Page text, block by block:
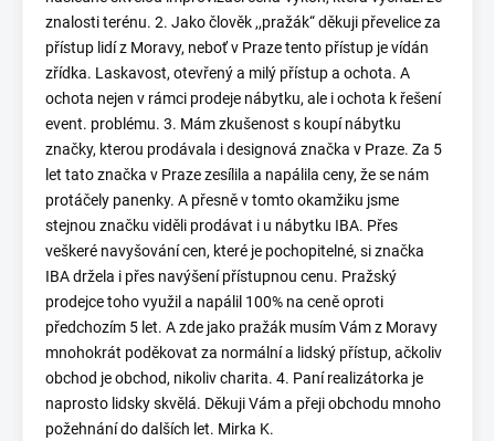
znalosti terénu. 2. Jako člověk ,,pražák“ děkuji převelice za
přístup lidí z Moravy, neboť v Praze tento přístup je vídán
zřídka. Laskavost, otevřený a milý přístup a ochota. A
ochota nejen v rámci prodeje nábytku, ale i ochota k řešení
event. problému. 3. Mám zkušenost s koupí nábytku
značky, kterou prodávala i designová značka v Praze. Za 5
let tato značka v Praze zesílila a napálila ceny, že se nám
protáčely panenky. A přesně v tomto okamžiku jsme
stejnou značku viděli prodávat i u nábytku IBA. Přes
veškeré navyšování cen, které je pochopitelné, si značka
IBA držela i přes navýšení přístupnou cenu. Pražský
prodejce toho využil a napálil 100% na ceně oproti
předchozím 5 let. A zde jako pražák musím Vám z Moravy
mnohokrát poděkovat za normální a lidský přístup, ačkoliv
obchod je obchod, nikoliv charita. 4. Paní realizátorka je
naprosto lidsky skvělá. Děkuji Vám a přeji obchodu mnoho
požehnání do dalších let. Mirka K.